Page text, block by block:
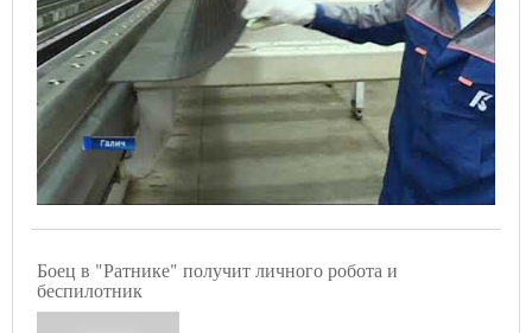
Боец в "Ратнике" получит личного робота и
беспилотник